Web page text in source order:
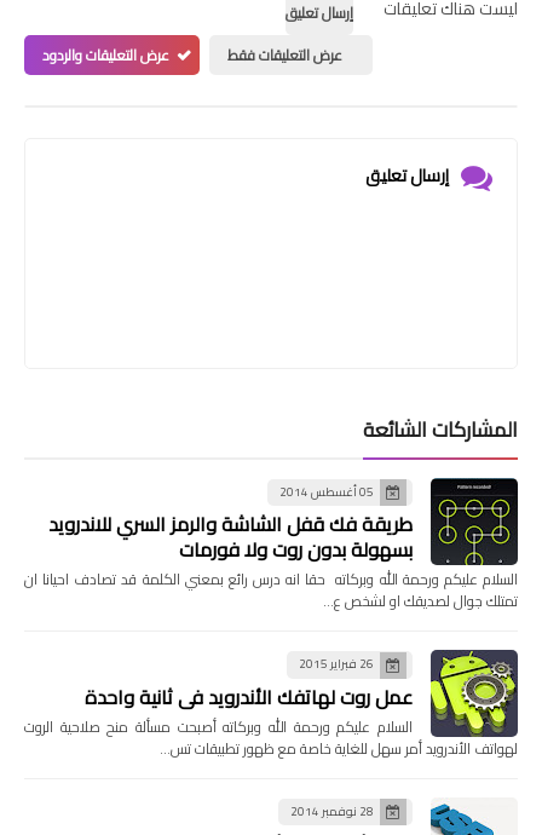
ليست هناك تعليقات
إرسال تعليق
عرض التعليقات فقط
عرض التعليقات والردود
إرسال تعليق
المشاركات الشائعة
05 أغسطس 2014
طريقة فك قفل الشاشة والرمز السري للاندرويد
بسهولة بدون روت ولا فورمات
السلام عليكم ورحمة الله وبركاته حقا انه درس رائع بمعني الكلمة قد تصادف احيانا ان
تمتلك جوال لصديقك او لشخص ع…
26 فبراير 2015
عمل روت لهاتفك الأندرويد في ثانية واحدة
السلام عليكم ورحمة الله وبركاته أصبحت مسألة منح صلاحية الروت
لهواتف الأندرويد أمر سهل للغاية خاصة مع ظهور تطبيقات تس…
28 نوفمبر 2014